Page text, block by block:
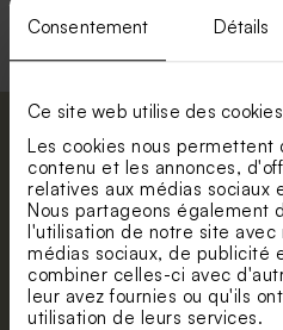
Consentement Détails
Ce site web utilise des
Les cookies nous permettent
contenu et les annonces,
relatives aux médias sociaux
Nous partageons également
l'utilisation de notre site avec
médias sociaux, de publicité
combiner celles-ci avec
leur avez fournies ou qu'ils
utilisation de leurs services.
Abonnez-vous à la
informé. Petite
de réduction.
Prénom
E-mail